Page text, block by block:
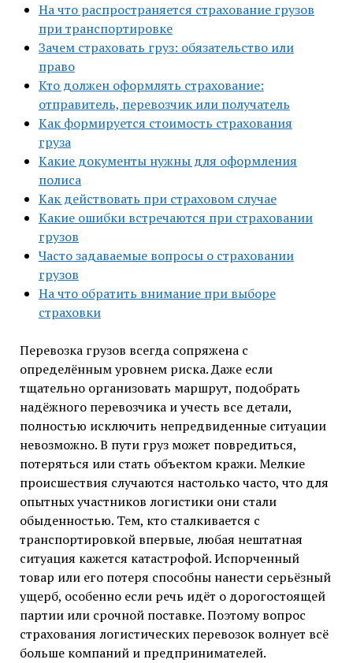
На что распространяется страхование грузов
при транспортировке
Зачем страховать груз: обязательство или
право
Кто должен оформлять страхование:
отправитель, перевозчик или получатель
Как формируется стоимость страхования
груза
Какие документы нужны для оформления
полиса
Как действовать при страховом случае
Какие ошибки встречаются при страховании
грузов
Часто задаваемые вопросы о страховании
грузов
На что обратить внимание при выборе
страховки
Перевозка грузов всегда сопряжена с
определённым уровнем риска. Даже если
тщательно организовать маршрут, подобрать
надёжного перевозчика и учесть все детали,
полностью исключить непредвиденные ситуации
невозможно. В пути груз может повредиться,
потеряться или стать объектом кражи. Мелкие
происшествия случаются настолько часто, что для
опытных участников логистики они стали
обыденностью. Тем, кто сталкивается с
транспортировкой впервые, любая нештатная
ситуация кажется катастрофой. Испорченный
товар или его потеря способны нанести серьёзный
ущерб, особенно если речь идёт о дорогостоящей
партии или срочной поставке. Поэтому вопрос
страхования логистических перевозок волнует всё
больше компаний и предпринимателей.